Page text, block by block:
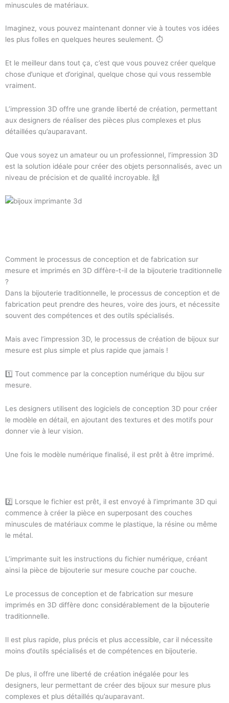
minuscules de matériaux.
Imaginez, vous pouvez maintenant donner vie à toutes vos idées
les plus folles en quelques heures seulement. ⏱️
Et le meilleur dans tout ça, c’est que vous pouvez créer quelque
chose d’unique et d’original, quelque chose qui vous ressemble
vraiment.
L’impression 3D offre une grande liberté de création, permettant
aux designers de réaliser des pièces plus complexes et plus
détaillées qu’auparavant.
Que vous soyez un amateur ou un professionnel, l’impression 3D
est la solution idéale pour créer des objets personnalisés, avec un
niveau de précision et de qualité incroyable. 🙌
Comment le processus de conception et de fabrication sur
mesure et imprimés en 3D diffère-t-il de la bijouterie traditionnelle
?
Dans la bijouterie traditionnelle, le processus de conception et de
fabrication peut prendre des heures, voire des jours, et nécessite
souvent des compétences et des outils spécialisés.
Mais avec l’impression 3D, le processus de création de bijoux sur
mesure est plus simple et plus rapide que jamais !
1️⃣ Tout commence par la conception numérique du bijou sur
mesure.
Les designers utilisent des logiciels de conception 3D pour créer
le modèle en détail, en ajoutant des textures et des motifs pour
donner vie à leur vision.
Une fois le modèle numérique finalisé, il est prêt à être imprimé.
2️⃣ Lorsque le fichier est prêt, il est envoyé à l’imprimante 3D qui
commence à créer la pièce en superposant des couches
minuscules de matériaux comme le plastique, la résine ou même
le métal.
L’imprimante suit les instructions du fichier numérique, créant
ainsi la pièce de bijouterie sur mesure couche par couche.
Le processus de conception et de fabrication sur mesure
imprimés en 3D diffère donc considérablement de la bijouterie
traditionnelle.
Il est plus rapide, plus précis et plus accessible, car il nécessite
moins d’outils spécialisés et de compétences en bijouterie.
De plus, il offre une liberté de création inégalée pour les
designers, leur permettant de créer des bijoux sur mesure plus
complexes et plus détaillés qu’auparavant.